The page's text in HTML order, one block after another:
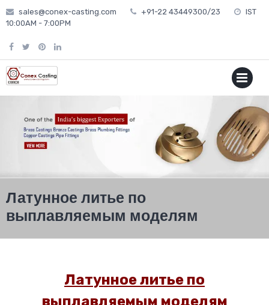
Skip
to
sales@conex-casting.com +91-22 43449300/23
IST
10:00AM - 7:00PM
MENU
Латунное литье по
выплавляемым моделям
Латунное литье по
выплавляемым моделям